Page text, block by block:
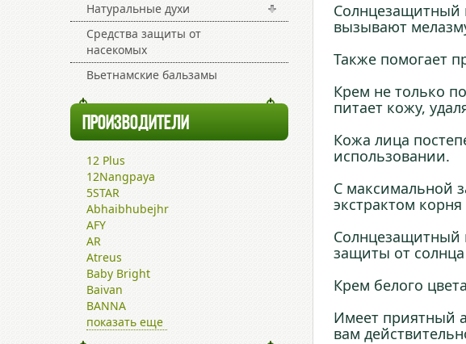
Натуральные духи
Средства защиты от
насекомых
Вьетнамские бальзамы
ПРОИЗВОДИТЕЛИ
12 Plus
12Nangpaya
5STAR
Abhaibhubejhr
AFY
AR
Atreus
Baby Bright
Baivan
BANNA
показать еще
Солнцезащитный
вызывают
Также помогает
Крем не только
питает кожу,
Кожа лица
использовании.
С максимальной
экстрактом
Солнцезащитный
защиты от
Крем белого
Имеет приятный
вам